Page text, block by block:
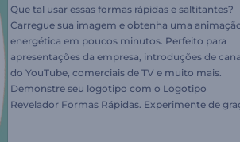
Que tal usar essas formas rápidas e saltitantes?
Carregue sua imagem e obtenha uma
energética em poucos minutos. Perfeito para
apresentações da empresa, introduções de
do YouTube, comerciais de TV e muito mais.
Demonstre seu logotipo com o Logotipo
Revelador Formas Rápidas. Experimente de